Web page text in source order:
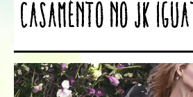
casamento no JK